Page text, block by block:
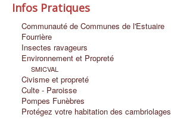
Infos Pratiques
Communauté de Communes de l'Estuaire
Fourrière
Insectes ravageurs
Environnement et Propreté
SMICVAL
Civisme et propreté
Culte - Paroisse
Pompes Funèbres
Protégez votre habitation des cambriolages